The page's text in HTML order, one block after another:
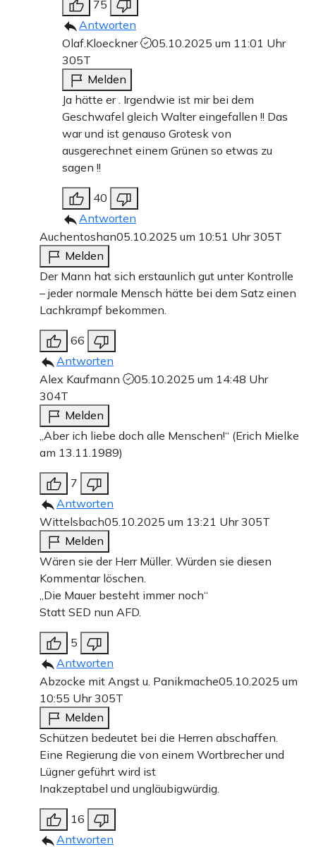
75
Antworten
Olaf.Kloeckner
05.10.2025 um 11:01 Uhr
305T
Melden
Ja hätte er . Irgendwie ist mir bei dem
Geschwafel gleich Walter eingefallen !! Das
war und ist genauso Grotesk von
ausgerechnet einem Grünen so etwas zu
sagen !!
40
Antworten
Auchentoshan05.10.2025 um 10:51 Uhr305T
Melden
Der Mann hat sich erstaunlich gut unter Kontrolle
– jeder normale Mensch hätte bei dem Satz einen
Lachkrampf bekommen.
66
Antworten
Alex Kaufmann
05.10.2025 um 14:48 Uhr
304T
Melden
„Aber ich liebe doch alle Menschen!“ (Erich Mielke
am 13.11.1989)
7
Antworten
Wittelsbach05.10.2025 um 13:21 Uhr305T
Melden
Wären sie der Herr Müller. Würden sie diesen
Kommentar löschen.
„Die Mauer besteht immer noch“
Statt SED nun AFD.
5
Antworten
Abzocke mit Angst u. Panikmache05.10.2025 um
10:55 Uhr305T
Melden
Schützen bedeutet bei die Herren abschaffen.
Eine Regierung die von einem Wortbrecher und
Lügner geführt wird ist
Inakzeptabel und ungläubigwürdig.
16
Antworten